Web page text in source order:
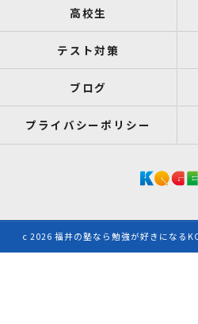
高校生
テスト対策
ブログ
プライバシーポリシー
c 2026 福井の塾なら勉強が好きになる